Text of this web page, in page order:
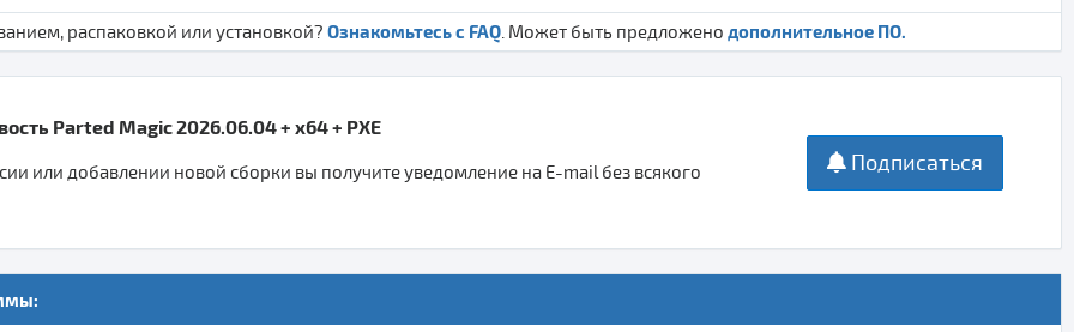
распаковкой или установкой? Ознакомьтесь с FAQ. Может быть предложено дополнительное ПО.
Parted Magic 2026.06.04 + x64 + PXE
или добавлении новой сборки вы получите уведомление на E-mail без всякого Подписаться